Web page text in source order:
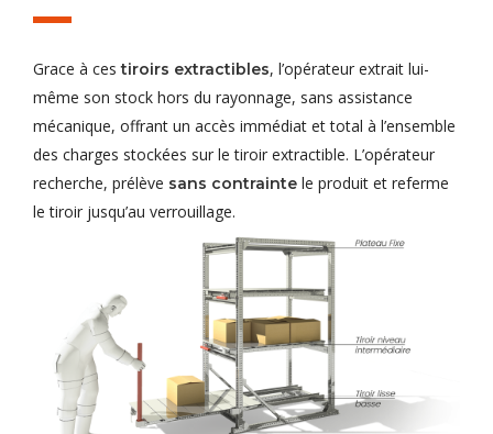
Grace à cestiroirs extractibles, l’opérateur extrait lui-
même son stock hors du rayonnage, sans assistance
mécanique, offrant un accès immédiat et total à l’ensemble
des charges stockées sur le tiroir extractible. L’opérateur
recherche, prélève sans contrainte le produit et referme
le tiroir jusqu’au verrouillage.